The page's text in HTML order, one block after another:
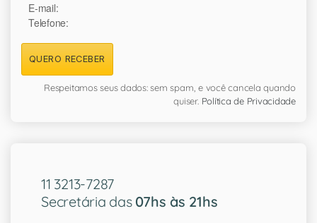
E-mail:
Telefone:
QUERO RECEBER
Respeitamos seus dados: sem spam, e você cancela quando
quiser. Política de Privacidade
11 3213-7287
Secretária das 07hs às 21hs